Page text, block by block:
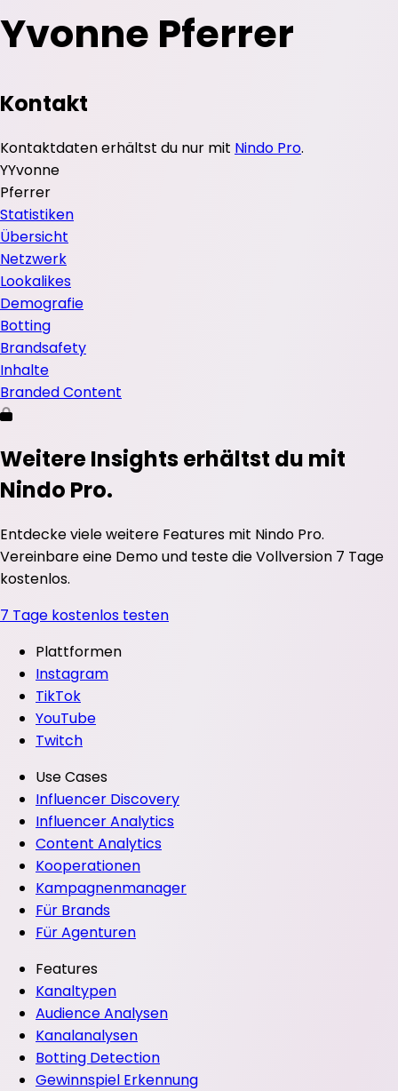
Yvonne Pferrer
Kontakt
Kontaktdaten erhältst du nur mit Nindo Pro.
YYvonne
Pferrer
Statistiken
Übersicht
Netzwerk
Lookalikes
Demografie
Botting
Brandsafety
Inhalte
Branded Content
Weitere Insights erhältst du mit
Nindo Pro.
Entdecke viele weitere Features mit Nindo Pro.
Vereinbare eine Demo und teste die Vollversion 7 Tage
kostenlos.
7 Tage kostenlos testen
Plattformen
Instagram
TikTok
YouTube
Twitch
Use Cases
Influencer Discovery
Influencer Analytics
Content Analytics
Kooperationen
Kampagnenmanager
Für Brands
Für Agenturen
Features
Kanaltypen
Audience Analysen
Kanalanalysen
Botting Detection
Gewinnspiel Erkennung